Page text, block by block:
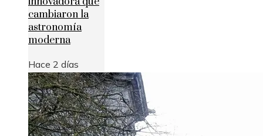
cambiaron la
astronomía
moderna
Hace 2 días